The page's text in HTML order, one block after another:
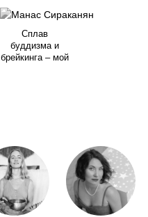
Сплав
буддизма и
брейкинга – мой